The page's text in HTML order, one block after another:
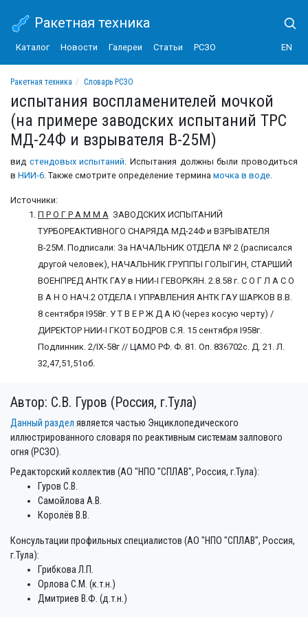
Ракетная техника
Каталог Новости Галереи Статьи РСЗО EN
Ракетная техника
Словарь РСЗО
испытания воспламенителей мочкой (на примере заводских испытаний ТРС
испытания воспламенителей мочкой
(на примере заводских испытаний ТРС
МД-24Ф и взрывателя В-25М)
вид стендовых испытаний. Испытания должны были проводиться
в НИИ-6. Также смотрите определение термина мочка в воде.
Источники:
П Р О Г Р А М М А ЗАВОДСКИХ ИСПЫТАНИЙ
ТУРБОРЕАКТИВНОГО СНАРЯДА МД-24Ф и ВЗРЫВАТЕЛЯ
В-25М. Подписали: За НАЧАЛЬНИК ОТДЕЛА № 2 (расписался
другой человек), НАЧАЛЬНИК ГРУППЫ ГОЛЫГИН, СТАРШИЙ
ВОЕНПРЕД АНТК ГАУ в НИИ-I ГЕВОРКЯН. 2.8.58 г. С О Г Л А С О
В А Н О НАЧ.2 ОТДЕЛА I УПРАВЛЕНИЯ АНТК ГАУ ШАРКОВ В.В.
8 сентября I958г. У Т В Е Р Ж Д А Ю (через косую черту) /
ДИРЕКТОР НИИ-I ГКОТ БОДРОВ С.Я. 15 сентября I958г.
Подлинник. 2/IX-58г // ЦАМО РФ. Ф. 81. Оп. 836702с. Д. 21. Л.
32,47,51,51об.
Автор: С.В. Гуров (Россия, г.Тула)
Данный раздел является частью Энциклопедического
иллюстрированного словаря по реактивным системам залпового
огня (РСЗО).
Редакторский коллектив (АО "НПО "СПЛАВ", Россия, г.Тула):
Гуров С.В.
Самойлова А.В.
Королёв В.В.
Консультации профильных специалистов (АО "НПО "СПЛАВ", Россия,
г.Тула):
Грибкова Л.П.
Орлова С.М. (к.т.н.)
Дмитриев В.Ф. (д.т.н.)